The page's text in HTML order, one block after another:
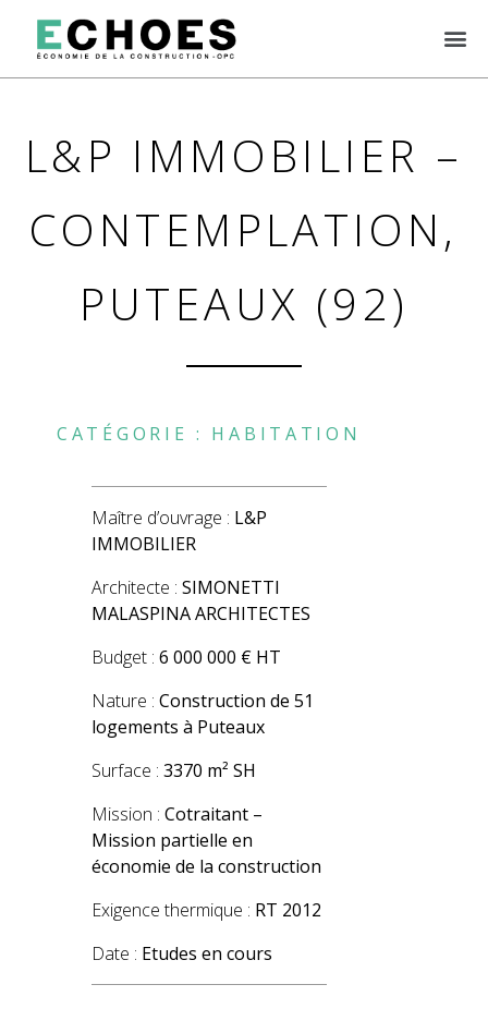
L&P IMMOBILIER –
CONTEMPLATION,
PUTEAUX (92)
CATÉGORIE : HABITATION
Maître d’ouvrage : L&P
IMMOBILIER
Architecte : SIMONETTI
MALASPINA ARCHITECTES
Budget : 6 000 000 € HT
Nature : Construction de 51
logements à Puteaux
Surface : 3370 m² SH
Mission : Cotraitant –
Mission partielle en
économie de la construction
Exigence thermique : RT 2012
Date : Etudes en cours